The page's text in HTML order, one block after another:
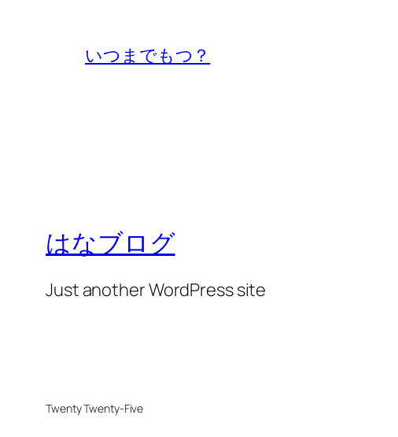
いつまでもつ？
はなブログ
Just another WordPress site
Twenty Twenty-Five